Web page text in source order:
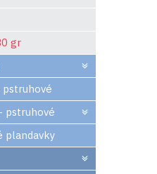
gr
pstruhové
plandavky